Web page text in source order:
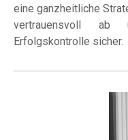
eine ganzheitliche
vertrauensvoll
Erfolgskontrolle sicher.